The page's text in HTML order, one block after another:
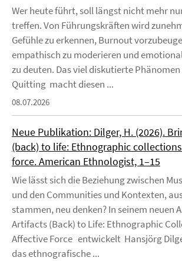
Wer heute führt, soll längst nicht mehr
treffen. Von Führungskräften wird
Gefühle zu erkennen, Burnout
empathisch zu moderieren und
zu deuten. Das viel diskutierte
Quitting macht diesen ...
08.07.2026
Neue Publikation: Dilger, H. (2026).
(back) to life: Ethnographic
force. American Ethnologist, 1–15
Wie lässt sich die Beziehung zwischen
und den Communities und Kontexten,
stammen, neu denken? In seinem neuen
Artifacts (Back) to Life: Ethnographic
Affective Force entwickelt Hansjörg
das ethnografische ...